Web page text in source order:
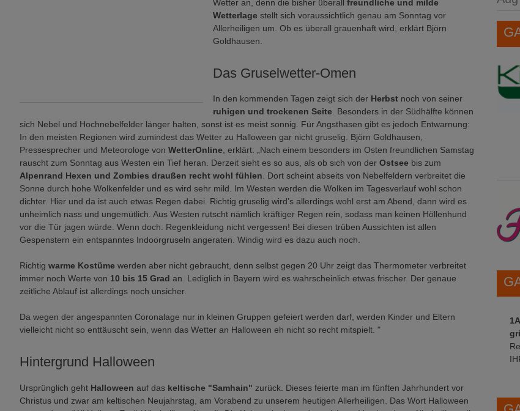
Wetter an, denn die bisher überall freundliche und milde
Wetterlage stellt sich voraussichtlich genau am Sonntag vor
Allerheiligen um. Ob es überall grauenhaft wird, erklärt Björn
Goldhausen.
Das Gruselwetter-Omen
In den kommenden Tagen zeigt sich der Herbst noch von seiner
ruhigen und trockenen Seite . Besonders in der Südhälfte können
sich Nebel und Hochnebelfelder länger halten, sonst ist es meist sonnig. Für Angsthasen gibt es jedoch Entwarnung:
In den meisten Regionen wird zumindest das Wetter zu Halloween gar nicht gruselig. Björn Goldhausen,
Pressesprecher und Meteorologe von WetterOnline , erklärt: „Nach einem besonders im Osten freundlichen Samstag
rauscht zum Sonntag aus Westen ein Tief heran. Derzeit sieht es so aus, als ob sich von der Ostsee bis zum
Alpenrand Hexen und Zombies draußen recht wohl fühlen . Dort scheint abseits von Nebelfeldern verbreitet die
Sonne durch hohe Wolkenfelder und es wird sehr mild. Im Westen werden die Wolken im Tagesverlauf wohl schon
dichter. Hier und da ist auch etwas Regen dabei. Richtig gruselig wird’s allerdings wohl erst am Abend, dann wird es
unheimlich nass und ungemütlich. Aus Westen rutscht nämlich kräftiger Regen rein, sodass man keinen Höllenhund
vor die Tür jagen würde. Wenn doch: Regenkleidung nicht vergessen! Bei diesen trüben Aussichten ist allen
Gespenstern ein entspanntes Indoorgruseln angeraten. Windig wird es dazu auch noch.
Richtig warme Kostüme werden aber nicht gebraucht, denn selbst gegen 20 Uhr zeigt das Thermometer verbreitet
immer noch Werte von 10 bis 15 Grad an. Lediglich in Bayern wird es wahrscheinlich etwas frischer. Der genaue
zeitliche Ablauf ist allerdings noch unsicher.
Da wegen der angespannten Coronalage nur in kleinen Gruppen gefeiert werden darf, werden Kinder und Eltern
vielleicht nicht so enttäuscht sein, wenn das Wetter an Halloween eh nicht so recht mitspielt. "
Hintergrund Halloween
Ursprünglich geht Halloween auf das keltische "Samhain" zurück. Dieses feierte man im fünften Jahrhundert vor
Christus und zwar am keltischen Neujahrstag, am Vorabend zu unserem heutigen Allerheiligen. Das Wort Halloween